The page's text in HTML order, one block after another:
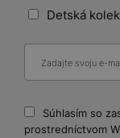
Detská
Súhlasím so
prostredníctvom